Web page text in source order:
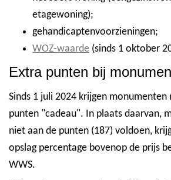
etagewoning);
gehandicaptenvoorzieningen;
WOZ-waarde (sinds 1 oktober
Extra punten bij
Sinds 1 juli 2024 krijgen monumenten
punten "cadeau". In plaats daarvan,
niet aan de punten (187) voldoen,
opslag percentage bovenop de prijs
WWS.